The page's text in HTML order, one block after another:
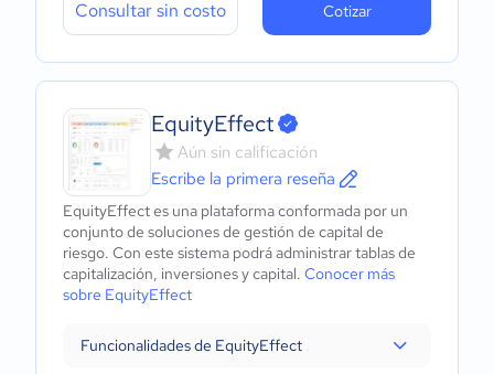
Consultar sin costo Cotizar
EquityEffect
Aún sin calificación
Escribe la primera reseña
EquityEffect es una plataforma conformada por un
conjunto de soluciones de gestión de capital de
riesgo. Con este sistema podrá administrar tablas de
capitalización, inversiones y capital. Conocer más
sobre EquityEffect
Funcionalidades de EquityEffect